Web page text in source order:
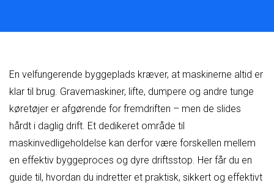
En velfungerende byggeplads kræver, at maskinerne altid er
klar til brug. Gravemaskiner, lifte, dumpere og andre tunge
køretøjer er afgørende for fremdriften – men de slides
hårdt i daglig drift. Et dedikeret område til
maskinvedligeholdelse kan derfor være forskellen mellem
en effektiv byggeproces og dyre driftsstop. Her får du en
guide til, hvordan du indretter et praktisk, sikkert og effektivt